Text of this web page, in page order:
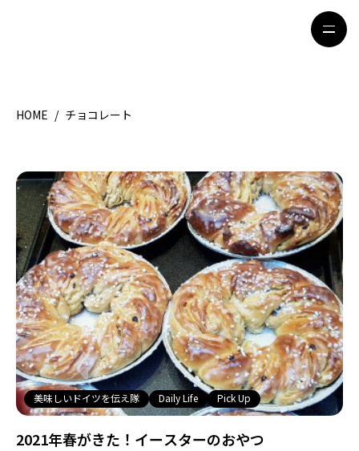
HOME
観光ガイド
留学＆キャリア
ライフスタイル
著者一覧
ライター募集
HOME / チョコレート
美味しいドイツを伝え隊 Daily Life Pick Up
2021年春がきた！イースターのおやつ